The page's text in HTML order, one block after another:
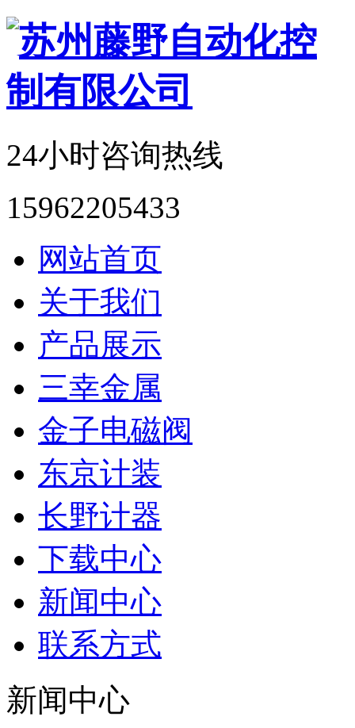
24小时咨询热线
15962205433
网站首页
关于我们
产品展示
三幸金属
金子电磁阀
东京计装
长野计器
下载中心
新闻中心
联系方式
新闻中心